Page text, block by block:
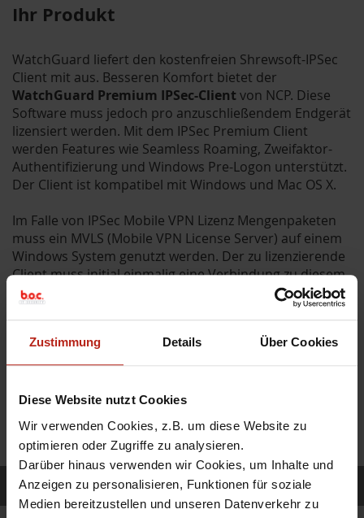
Zustimmung Details Über Cookies
Diese Website nutzt Cookies
Wir verwenden Cookies, z.B. um diese Website zu
optimieren oder Zugriffe zu analysieren.
Darüber hinaus verwenden wir Cookies, um Inhalte und
Anzeigen zu personalisieren, Funktionen für soziale
Medien bereitzustellen und unseren Datenverkehr zu
Ihr Produkt
WatchGuard liefert den kostenfreien Shrewsoft-IPSec
Client mit aus. Besseren Komfort bietet der
WatchGuard Premium IPSec-Client von NCP. Diese
Software muss jedoch pro anzuschließendem Endgerät
lizensiert werden. Mit dem IPSec Premium Client
werden Features wie Seamless Roaming, Zweifaktor-
Authentifizierung und Windows Pre-Logon unterstützt.
Der Client ist kompatibel mit Windows und Mac OS X.
Im Falle von IPSec Mobile VPN Lizenz Mengenpaketen
muss ein MVLS (Mobile VPN License Server) auf einem
Windows System genutzt werden. Der zu lizenzierende
Client muss initial einmalig eine Verbindung zu diesem
Lizenzserver aufnehmen um freigeschaltet zu werden,
anschließend ist diese Verbindung nicht mehr
Ihre gewählte Lizenz